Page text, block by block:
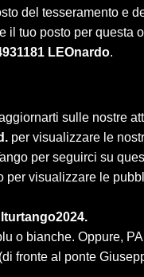
del tesseramento e
il tuo posto per questa
LEOnardo.
sulle nostre
per visualizzare le
per seguirci su
per visualizzare le
o bianche. Oppure,
fronte al ponte